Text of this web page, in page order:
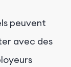
peuvent
avec des